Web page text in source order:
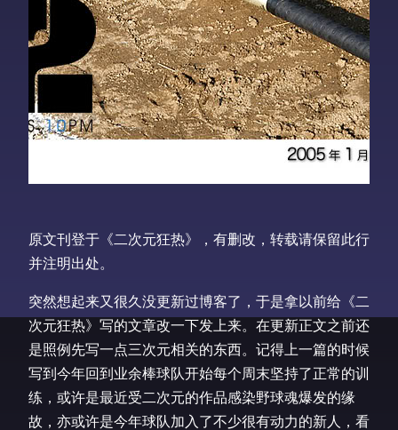
原文刊登于《二次元狂热》，有删改，转载请保留此行
并注明出处。
突然想起来又很久没更新过博客了，于是拿以前给《二
次元狂热》写的文章改一下发上来。在更新正文之前还
是照例先写一点三次元相关的东西。记得上一篇的时候
写到今年回到业余棒球队开始每个周末坚持了正常的训
练，或许是最近受二次元的作品感染野球魂爆发的缘
故，亦或许是今年球队加入了不少很有动力的新人，看